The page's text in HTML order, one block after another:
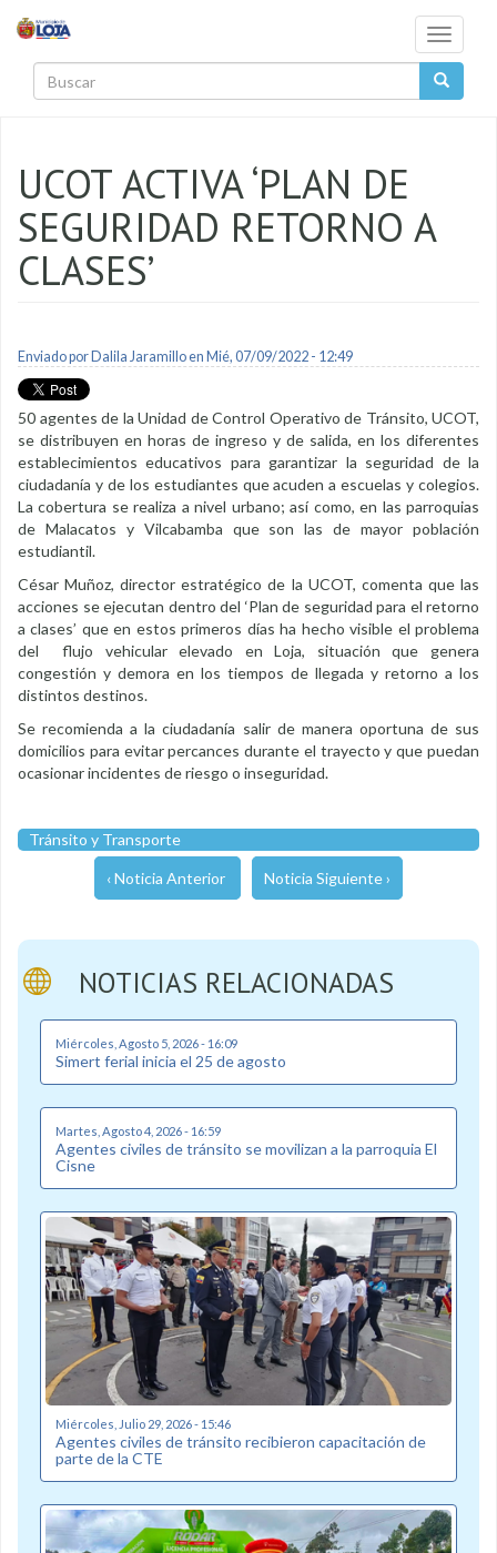
Toggle
UCOT ACTIVA ‘PLAN DE
SEGURIDAD RETORNO A
CLASES’
Enviado por Dalila Jaramilloen Mié, 07/09/2022 - 12:49
50 agentes de la Unidad de Control Operativo de Tránsito, UCOT,
se distribuyen en horas de ingreso y de salida, en los diferentes
establecimientos educativos para garantizar la seguridad de la
ciudadanía y de los estudiantes que acuden a escuelas y colegios.
La cobertura se realiza a nivel urbano; así como, en las parroquias
de Malacatos y Vilcabamba que son las de mayor población
estudiantil.
César Muñoz, director estratégico de la UCOT, comenta que las
acciones se ejecutan dentro del ‘Plan de seguridad para el retorno
a clases’ que en estos primeros días ha hecho visible el problema
del flujo vehicular elevado en Loja, situación que genera
congestión y demora en los tiempos de llegada y retorno a los
distintos destinos.
Se recomienda a la ciudadanía salir de manera oportuna de sus
domicilios para evitar percances durante el trayecto y que puedan
ocasionar incidentes de riesgo o inseguridad.
Tránsito y Transporte
‹ Noticia Anterior Noticia Siguiente ›
NOTICIAS RELACIONADAS
Miércoles, Agosto 5, 2026 - 16:09
Simert ferial inicia el 25 de agosto
Martes, Agosto 4, 2026 - 16:59
Agentes civiles de tránsito se movilizan a la parroquia El
Cisne
Miércoles, Julio 29, 2026 - 15:46
Agentes civiles de tránsito recibieron capacitación de
parte de la CTE